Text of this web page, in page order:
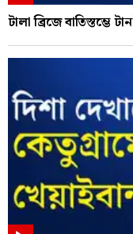
টালা ব্রিজে বাতিস্তম্ভে